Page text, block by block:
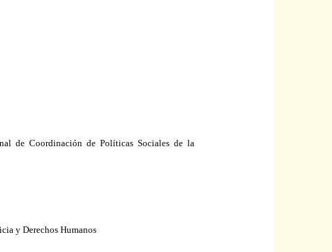
de Coordinación de Políticas Sociales de la
y Derechos Humanos